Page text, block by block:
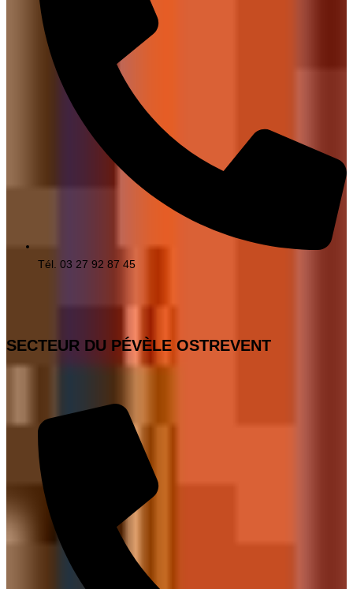
Tél. 03 27 92 87 45
SECTEUR DU PÉVÈLE OSTREVENT